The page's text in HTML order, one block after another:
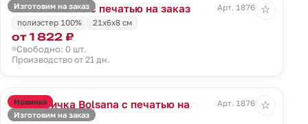
Изготовим на заказ
Пенал Bolsana с печатью на заказ
Арт. 18766.00
полиэстер 100%
21х6х8 см
от 1 822 ₽
Свободно: 0 шт.
Производство от 21 дн.
☆
Новинка
Изготовим на заказ
Косметичка Bolsana с печатью на
заказ
Арт. 18768.00
☆